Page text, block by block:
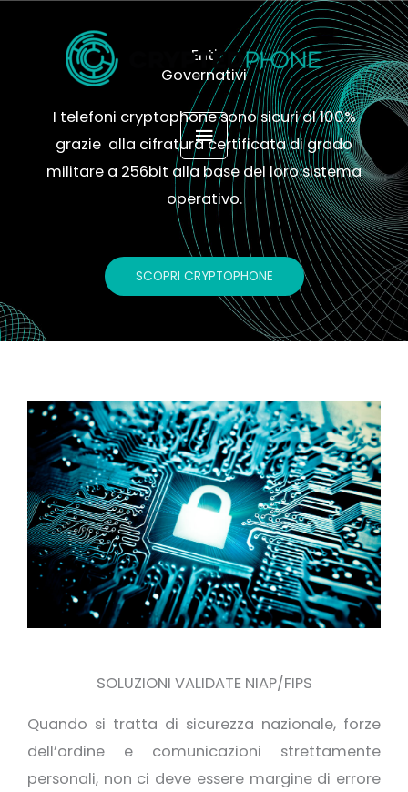
contenuto
MENU
PRINCIPALE
Enti
Governativi
I telefoni cryptophone sono sicuri al 100%
grazie alla cifratura certificata di grado
militare a 256bit alla base del loro sistema
operativo.
SCOPRI CRYPTOPHONE
SOLUZIONI VALIDATE NIAP/FIPS
Quando si tratta di sicurezza nazionale, forze
dell’ordine e comunicazioni strettamente
personali, non ci deve essere margine di errore